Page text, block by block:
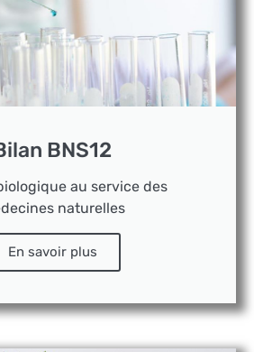
BNS12
au service des
naturelles
En savoir plus